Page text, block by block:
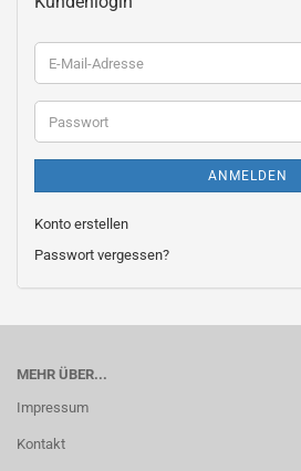
E-
Mail-
Adresse
Passwort
ANMELDEN
Konto erstellen
Passwort vergessen?
MEHR ÜBER...
Impressum
Kontakt